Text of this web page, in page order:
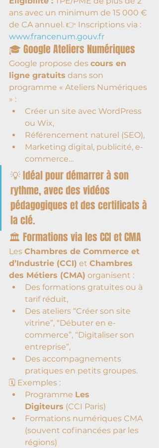
ans avec un minimum de 15 000 €
de CA annuel. 👉 Inscriptions via :
www.francenum.gouv.fr
🎓 Google Ateliers Numériques
Google propose des cours en
ligne gratuits dans son
programme « Ateliers Numériques
» :
Créer un site avec WordPress
ou Wix,
Référencement naturel (SEO),
Marketing digital, publicité, e-
commerce…
💡 Idéal pour démarrer à son
rythme, avec des vidéos
pédagogiques et des certificats à
la clé.
🏛️ Formations via les CCI et CMA
Les Chambres de Commerce et
d’Industrie (CCI) et Chambres
des Métiers (CMA) organisent :
Des formations gratuites ou à
tarif réduit,
Des ateliers “Créer son site
vitrine”, “Débuter en e-
commerce”, “Digitaliser son
entreprise”,
Des accompagnements
pratiques en petits groupes.
🗓️ Exemples :
Programme Les
Digiteurs (CCI Paris)
Formations numériques CMA
(souvent cofinancées par les
régions)